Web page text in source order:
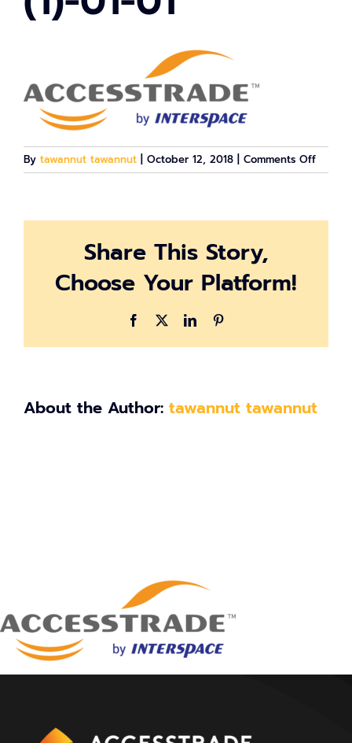
By tawannut tawannut October 12, 2018 Comments Offon
AT
Share This Story,
Choose Your Platform!
Facebook LinkedIn
About the Author: tawannut tawannut